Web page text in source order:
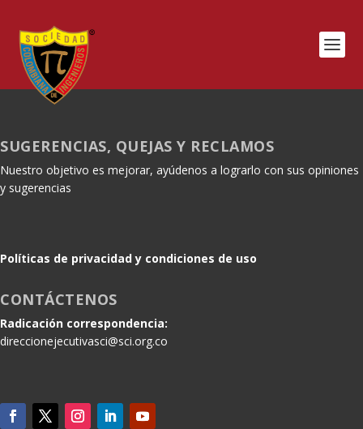
SUGERENCIAS, QUEJAS Y RECLAMOS
Nuestro objetivo es mejorar, ayúdenos a lograrlo con sus opiniones
y sugerencias
Políticas de privacidad y condiciones de uso
CONTÁCTENOS
Radicación correspondencia:
direccionejecutivasci@sci.org.co